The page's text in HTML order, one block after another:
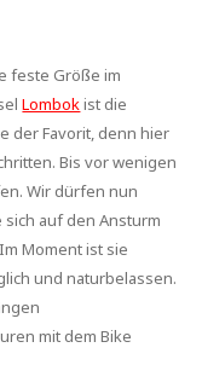
feste Größe im
Lombokist die
der Favorit, denn hier
Bis vor wenigen
Wir dürfen nun
auf den Ansturm
Moment ist sie
und naturbelassen.
mit dem Bike